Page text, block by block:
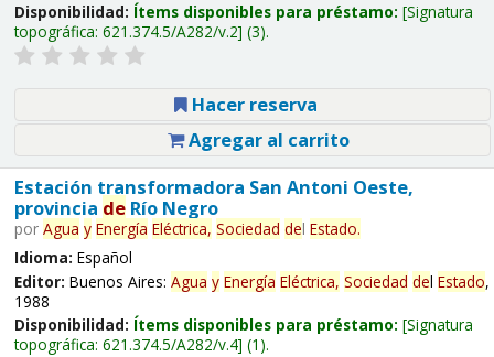
Disponibilidad: Ítems disponibles para préstamo: Signatura
topográfica: 621.374.5/A282/v.2 (3).
Hacer reserva
Agregar al carrito
Estación transformadora San Antoni Oeste,
provincia deRío Negro
por Agua y Energía Eléctrica, Sociedad del Estado.
Idioma: Español
Editor: Buenos Aires: Agua y Energía Eléctrica, Sociedad del Estado,
1988
Disponibilidad: Ítems disponibles para préstamo: Signatura
topográfica: 621.374.5/A282/v.4 (1).